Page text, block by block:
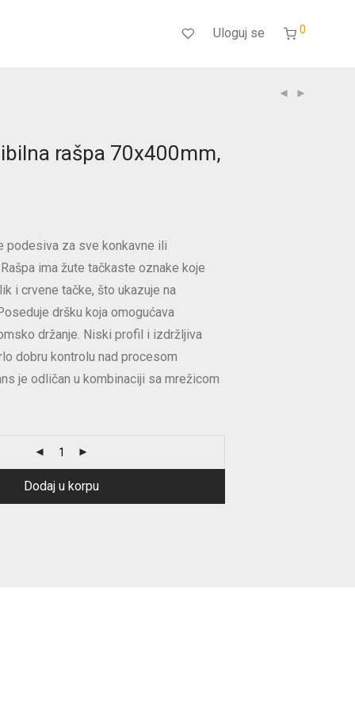
Uloguj se 0
rašpa 70x400mm,
podesiva za sve konkavne ili
ima žute tačkaste oznake koje
i crvene tačke, što ukazuje na
dršku koja omogućava
držanje. Niski profil i izdržljiva
dobru kontrolu nad procesom
je odličan u kombinaciji sa mrežicom
Dodaj u korpu